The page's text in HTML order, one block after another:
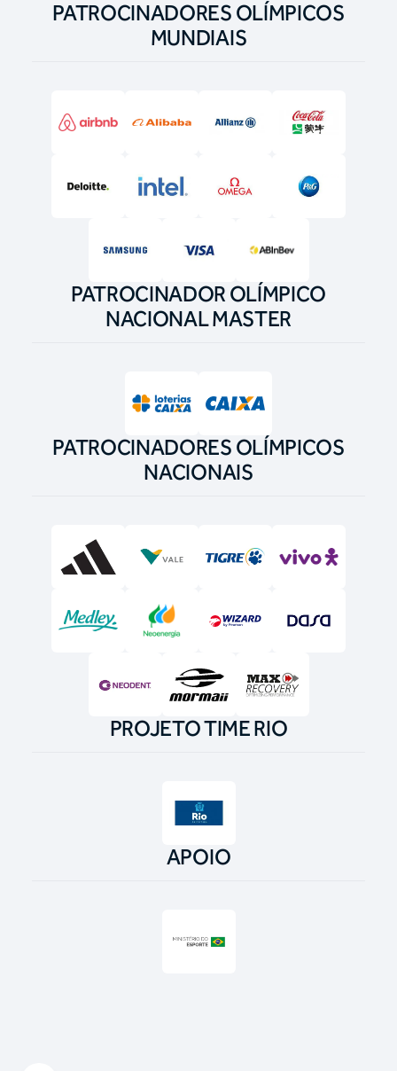
PATROCINADORES OLÍMPICOS
MUNDIAIS
PATROCINADOR OLÍMPICO
NACIONAL MASTER
PATROCINADORES OLÍMPICOS
NACIONAIS
PROJETO TIME RIO
APOIO